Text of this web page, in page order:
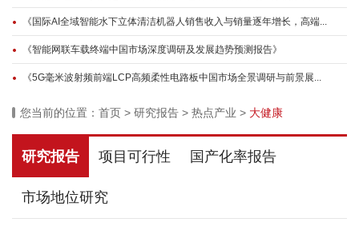
《国际AI全域智能水下立体清洁机器人销售收入与销量逐年增长，高端...
《智能网联车载终端中国市场深度调研及发展趋势预测报告》
《5G毫米波射频前端LCP高频柔性电路板中国市场全景调研与前景展...
您当前的位置： 首页 > 研究报告 > 热点产业 > 大健康
研究报告 项目可行性 国产化率报告
市场地位研究